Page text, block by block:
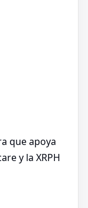
que apoya
y la XRPH